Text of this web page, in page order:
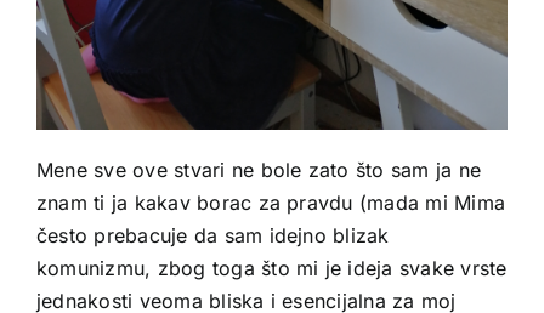
Mene sve ove stvari ne bole zato što sam ja ne
znam ti ja kakav borac za pravdu (mada mi Mima
često prebacuje da sam idejno blizak
komunizmu, zbog toga što mi je ideja svake vrste
jednakosti veoma bliska i esencijalna za moj